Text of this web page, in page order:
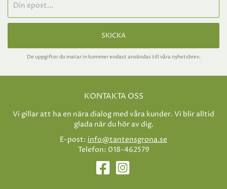
SKICKA
De uppgifter du matar in kommer endast användas till våra nyhetsbrev.
KONTAKTA OSS
Vi gillar att ha en nära dialog med våra kunder. Vi blir alltid
glada när du hör av dig.
E-post: info@tantensgrona.se
Telefon: 018-462579